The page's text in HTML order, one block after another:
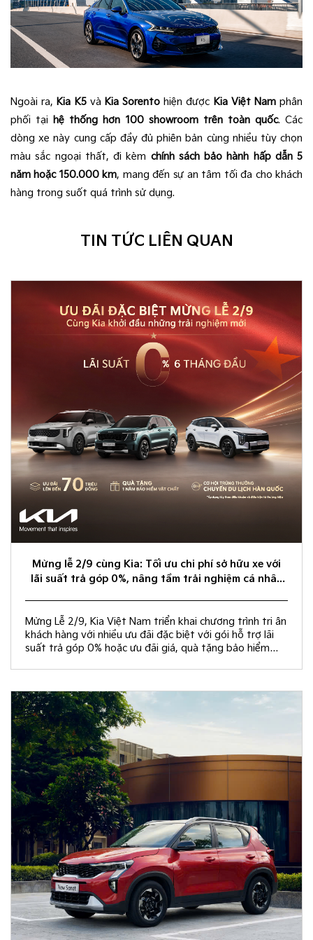
Ngoài ra, Kia K5và Kia Sorento hiện được Kia Việt Namphân
phối tại hệ thống hơn 100 showroom trên toàn quốc. Các
dòng xe này cung cấp đầy đủ phiên bản cùng nhiều tùy chọn
màu sắc ngoại thất, đi kèm chính sách bảo hành hấp dẫn 5
năm hoặc 150.000 km, mang đến sự an tâm tối đa cho khách
hàng trong suốt quá trình sử dụng.
TIN TỨC LIÊN QUAN
Mừng lễ 2/9 cùng Kia: Tối ưu chi phí sở hữu xe với
lãi suất trả góp 0%, nâng tầm trải nghiệm cá nhân
Mừng Lễ 2/9, Kia Việt Nam triển khai chương trình tri ân
khách hàng với nhiều ưu đãi đặc biệt với gói hỗ trợ lãi
suất trả góp 0% hoặc ưu đãi giá, quà tặng bảo hiểm